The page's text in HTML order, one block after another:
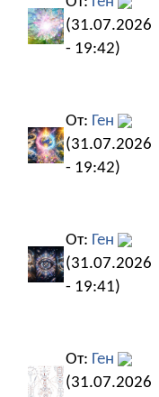
(31.07.2026
- 19:42)
От: Ген
(31.07.2026
- 19:42)
От: Ген
(31.07.2026
- 19:41)
От: Ген
(31.07.2026